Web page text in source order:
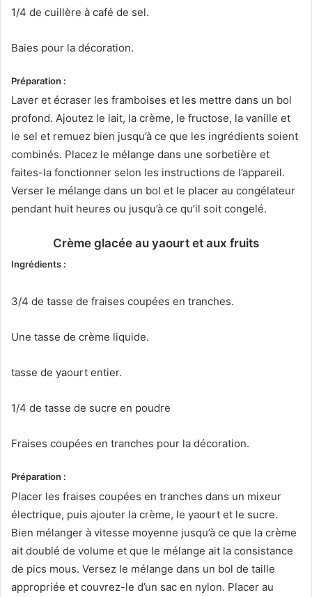
1/4 de cuillère à café de sel.
Baies pour la décoration.
Préparation :
Laver et écraser les framboises et les mettre dans un bol
profond. Ajoutez le lait, la crème, le fructose, la vanille et
le sel et remuez bien jusqu’à ce que les ingrédients soient
combinés. Placez le mélange dans une sorbetière et
faites-la fonctionner selon les instructions de l’appareil.
Verser le mélange dans un bol et le placer au congélateur
pendant huit heures ou jusqu’à ce qu’il soit congelé.
Crème glacée au yaourt et aux fruits
Ingrédients :
3/4 de tasse de fraises coupées en tranches.
Une tasse de crème liquide.
tasse de yaourt entier.
1/4 de tasse de sucre en poudre
Fraises coupées en tranches pour la décoration.
Préparation :
Placer les fraises coupées en tranches dans un mixeur
électrique, puis ajouter la crème, le yaourt et le sucre.
Bien mélanger à vitesse moyenne jusqu’à ce que la crème
ait doublé de volume et que le mélange ait la consistance
de pics mous. Versez le mélange dans un bol de taille
appropriée et couvrez-le d’un sac en nylon. Placer au